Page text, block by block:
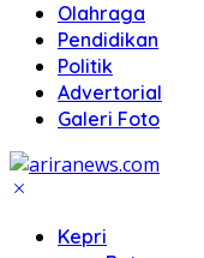
Olahraga
Pendidikan
Politik
Advertorial
Galeri Foto
Kepri